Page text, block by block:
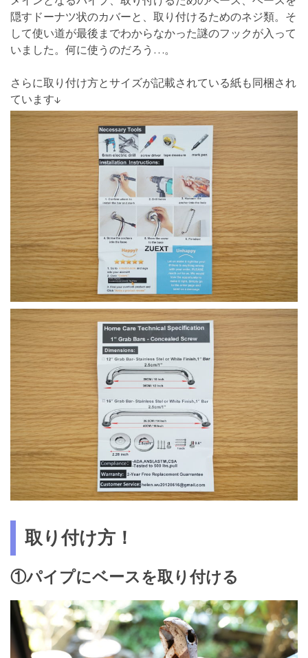
隠すドーナツ状のカバーと、取り付けるためのネジ類。そ
して使い道が最後までわからなかった謎のフックが入って
いました。何に使うのだろう…。
さらに取り付け方とサイズが記載されている紙も同梱され
ています↓
取り付け方！
①パイプにベースを取り付ける